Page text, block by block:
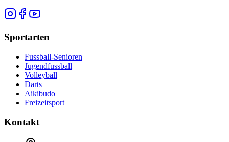
Sportarten
Fussball-Senioren
Jugendfussball
Volleyball
Darts
Aikibudo
Freizeitsport
Kontakt